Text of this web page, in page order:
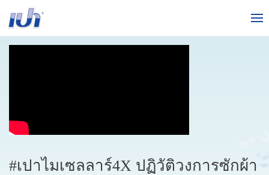
#เปาไมเซลลาร์4X ปฏิวัติวงการซักผ้า